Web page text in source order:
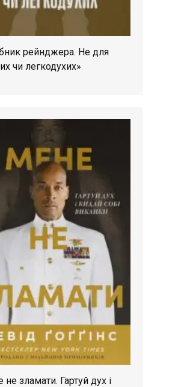
рейнджера. Не для
чи легкодухих»
не зламати. Гартуй дух і